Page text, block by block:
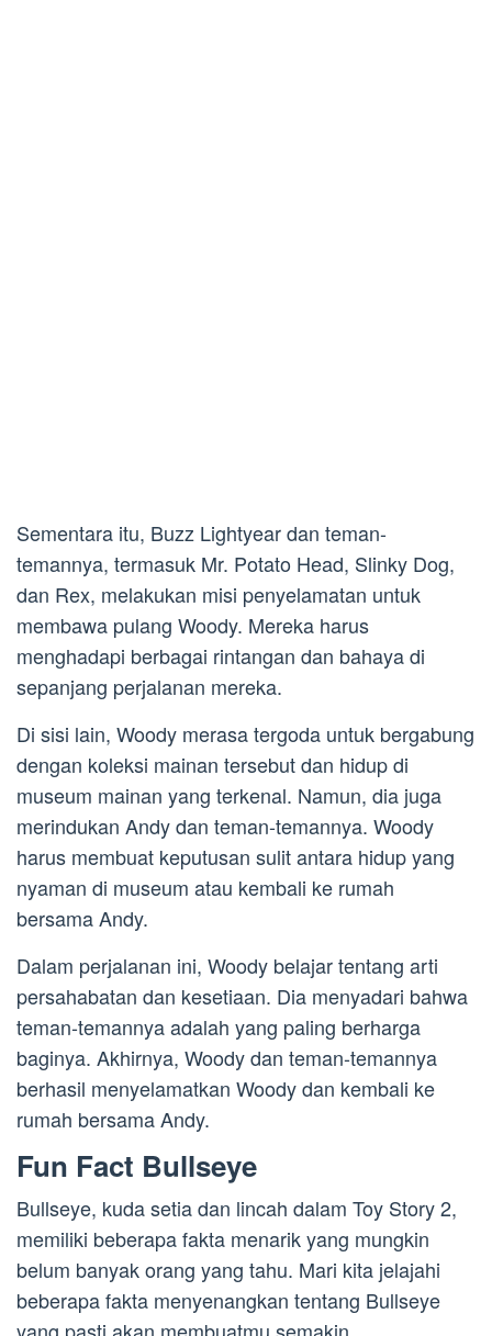
Sementara itu, Buzz Lightyear dan teman-
temannya, termasuk Mr. Potato Head, Slinky Dog,
dan Rex, melakukan misi penyelamatan untuk
membawa pulang Woody. Mereka harus
menghadapi berbagai rintangan dan bahaya di
sepanjang perjalanan mereka.
Di sisi lain, Woody merasa tergoda untuk bergabung
dengan koleksi mainan tersebut dan hidup di
museum mainan yang terkenal. Namun, dia juga
merindukan Andy dan teman-temannya. Woody
harus membuat keputusan sulit antara hidup yang
nyaman di museum atau kembali ke rumah
bersama Andy.
Dalam perjalanan ini, Woody belajar tentang arti
persahabatan dan kesetiaan. Dia menyadari bahwa
teman-temannya adalah yang paling berharga
baginya. Akhirnya, Woody dan teman-temannya
berhasil menyelamatkan Woody dan kembali ke
rumah bersama Andy.
Fun Fact Bullseye
Bullseye, kuda setia dan lincah dalam Toy Story 2,
memiliki beberapa fakta menarik yang mungkin
belum banyak orang yang tahu. Mari kita jelajahi
beberapa fakta menyenangkan tentang Bullseye
yang pasti akan membuatmu semakin